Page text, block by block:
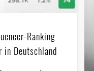
Ranking
in Deutschland